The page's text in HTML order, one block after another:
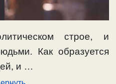
строе, и
Как образуется
и …